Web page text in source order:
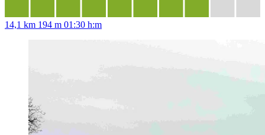
14,1 km 194 m 01:30 h:m